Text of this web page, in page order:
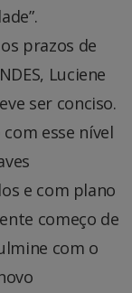
prazos de
Luciene
ser conciso.
esse nível
e com plano
começo de
com o